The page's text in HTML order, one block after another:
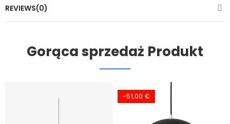
REVIEWS(0)
Gorąca sprzedaż Produkt
-51,00 €